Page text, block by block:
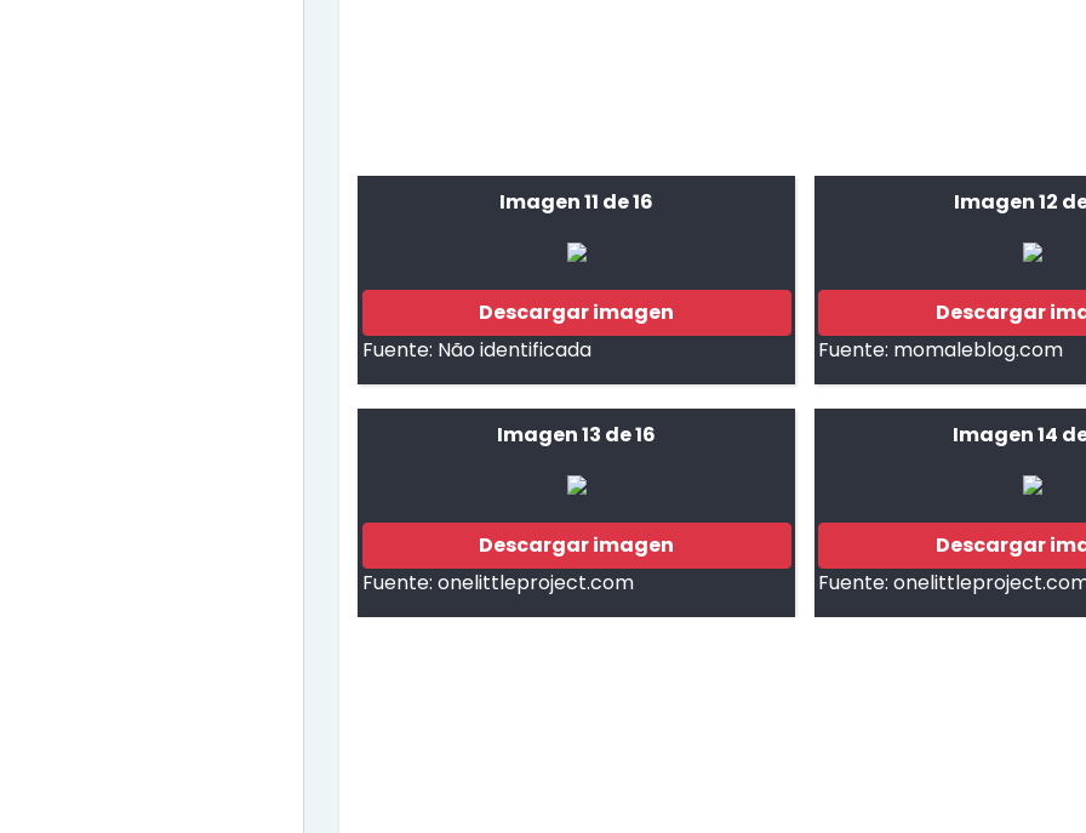
Imagen 11 de 16
Descargar imagen
Fuente: Não identificada
Imagen 12
Descargar
Fuente: momaleblog.com
Imagen 13 de 16
Descargar imagen
Fuente: onelittleproject.com
Imagen 14
Descargar
Fuente: